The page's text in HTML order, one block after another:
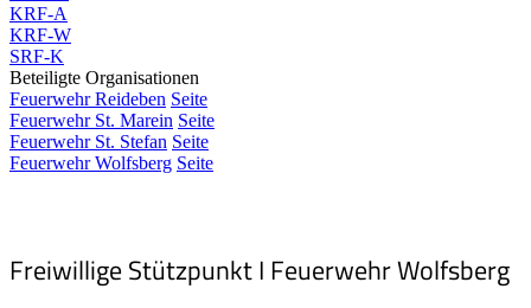
KRF-A
KRF-W
SRF-K
Beteiligte Organisationen
Feuerwehr Reideben Seite
Feuerwehr St. Marein Seite
Feuerwehr St. Stefan Seite
Feuerwehr Wolfsberg Seite
Freiwillige Stützpunkt I Feuerwehr Wolfsberg